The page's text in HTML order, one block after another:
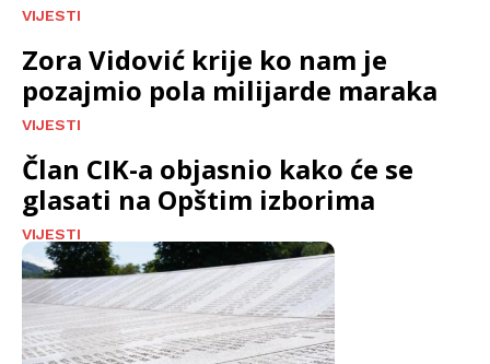
VIJESTI
Zora Vidović krije ko nam je
pozajmio pola milijarde maraka
VIJESTI
Član CIK-a objasnio kako će se
glasati na Opštim izborima
VIJESTI